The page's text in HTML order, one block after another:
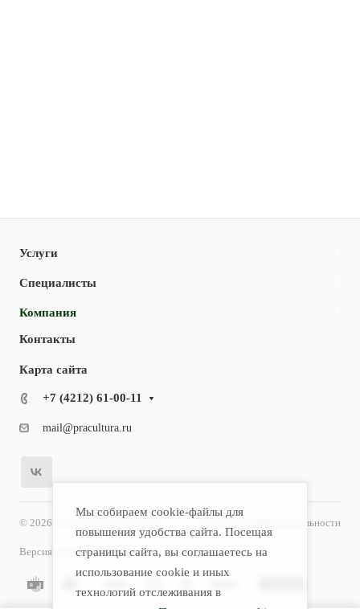
Услуги
Специалисты
Компания
Контакты
Карта сайта
+7 (4212) 61-00-11
mail@pracultura.ru
© 2026 ООО "Хороший Доктор" Политика конфиденциальности
Версия для слабовидящих
Мы собираем cookie-файлы для
повышения удобства сайта. Посещая
страницы сайта, вы соглашаетесь на
использование cookie и иных
технологий отслеживания в